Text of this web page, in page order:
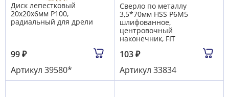
Диск лепестковый
20х20х6мм Р100,
радиальный для дрели
99₽
Артикул 39580*
Сверло по металлу
3,5*70мм HSS Р6М5
шлифованное,
центровочный
наконечник, FIT
103₽
Артикул 33834